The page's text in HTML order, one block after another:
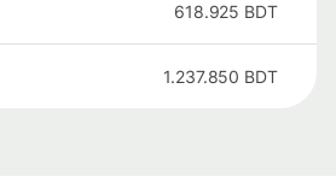
618.925 BDT
1.237.850 BDT